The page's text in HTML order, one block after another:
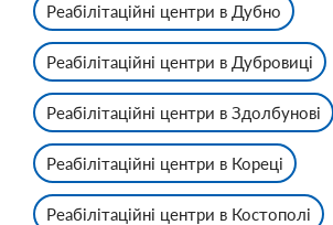
Реабілітаційні центри в Дубно
Реабілітаційні центри в Дубровиці
Реабілітаційні центри в Здолбунові
Реабілітаційні центри в Кореці
Реабілітаційні центри в Костополі